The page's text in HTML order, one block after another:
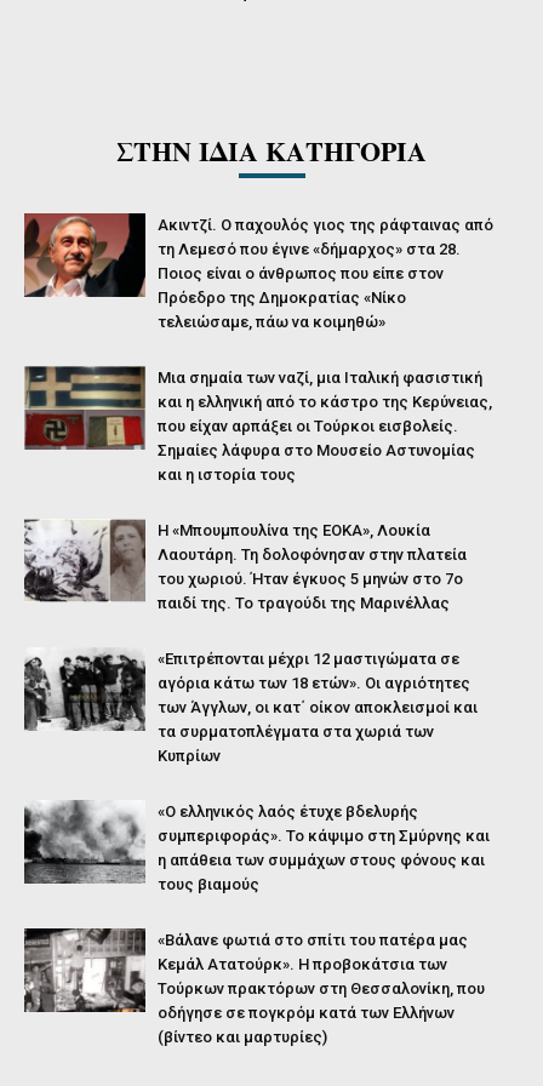
ΣΤΗΝ ΙΔΙΑ ΚΑΤΗΓΟΡΙΑ
Ακιντζί. Ο παχουλός γιος της ράφταινας από
τη Λεμεσό που έγινε «δήμαρχος» στα 28.
Ποιος είναι ο άνθρωπος που είπε στον
Πρόεδρο της Δημοκρατίας «Νίκο
τελειώσαμε, πάω να κοιμηθώ»
Μια σημαία των ναζί, μια Ιταλική φασιστική
και η ελληνική από το κάστρο της Κερύνειας,
που είχαν αρπάξει οι Τούρκοι εισβολείς.
Σημαίες λάφυρα στο Μουσείο Αστυνομίας
και η ιστορία τους
Η «Μπουμπουλίνα της ΕΟΚΑ», Λουκία
Λαουτάρη. Τη δολοφόνησαν στην πλατεία
του χωριού. Ήταν έγκυος 5 μηνών στο 7ο
παιδί της. Το τραγούδι της Μαρινέλλας
«Επιτρέπονται μέχρι 12 μαστιγώματα σε
αγόρια κάτω των 18 ετών». Οι αγριότητες
των Άγγλων, οι κατ΄ οίκον αποκλεισμοί και
τα συρματοπλέγματα στα χωριά των
Κυπρίων
«Ο ελληνικός λαός έτυχε βδελυρής
συμπεριφοράς». Το κάψιμο στη Σμύρνης και
η απάθεια των συμμάχων στους φόνους και
τους βιαμούς
«Βάλανε φωτιά στο σπίτι του πατέρα μας
Κεμάλ Ατατούρκ». Η προβοκάτσια των
Τούρκων πρακτόρων στη Θεσσαλονίκη, που
οδήγησε σε πογκρόμ κατά των Ελλήνων
(βίντεο και μαρτυρίες)